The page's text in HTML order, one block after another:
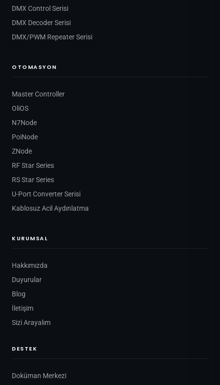
DMX Control Serisi
DMX Decoder Serisi
DMX/PWM Repeater Serisi
OTOMASYON
Master Controller
OliOS
N7Node
PoiNode
ZNode
RF Star Series
RS Star Series
U-Port Converter Serisi
Kablosuz Acil Aydınlatma
KURUMSAL
Hakkımızda
Duyurular
Blog
İletişim
Sizi Arayalım
DESTEK
Doküman Merkezi